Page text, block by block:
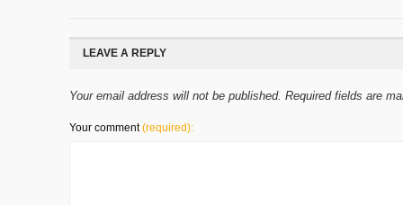
LEAVE A REPLY
Your email address will not be published. Required fields are
Your comment(required):